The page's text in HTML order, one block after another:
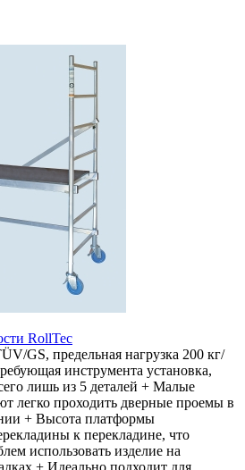
RollTec
GS, предельная нагрузка 200 кг/
инструмента установка,
лишь из 5 деталей + Малые
легко проходить дверные проемы в
+ Высота платформы
к перекладине, что
использовать изделие на
+ Идеально подходит для